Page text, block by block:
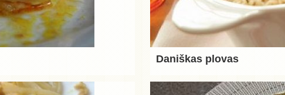
Daniškas plovas